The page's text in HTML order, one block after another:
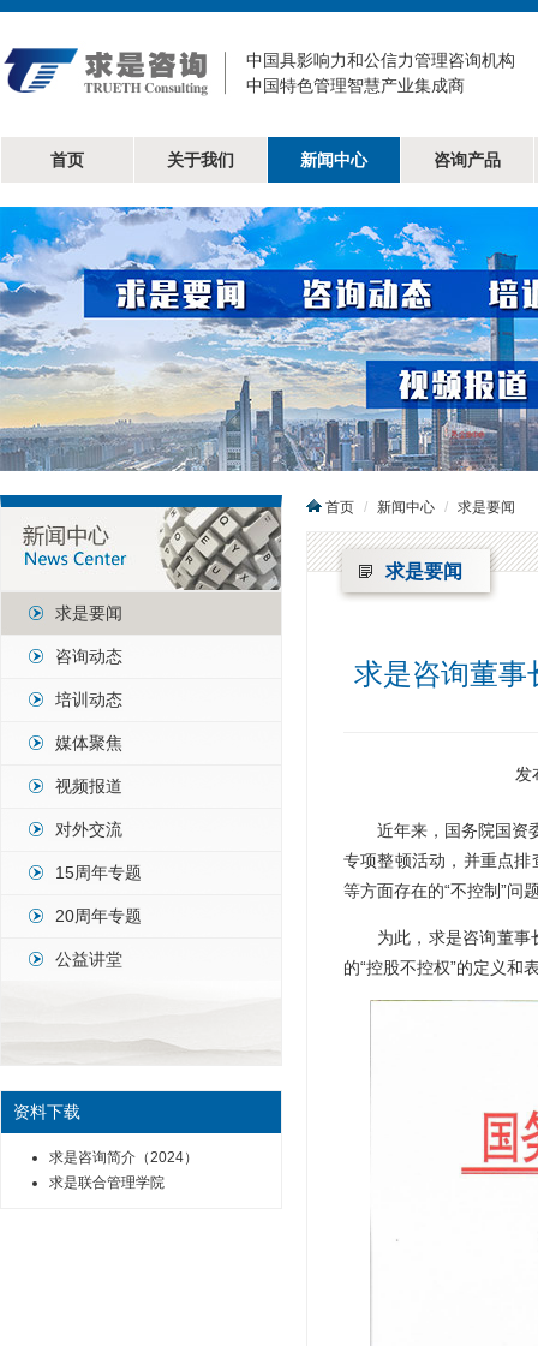
中国具影响力和公信力管理咨询机构
中国特色管理智慧产业集成商
首页 关于我们 新闻中心 咨询产品
求是要闻
咨询动态
培训动态
媒体聚焦
视频报道
对外交流
15周年专题
20周年专题
公益讲堂
资料下载
求是咨询简介（2024）
求是联合管理学院
首页 新闻中心 求是要闻
求是要闻
求是咨询董事
发
近年来，国务院国资
专项整顿活动，并重点排
等方面存在的“不控制”问
为此，求是咨询董
的“控股不控权”的定义和